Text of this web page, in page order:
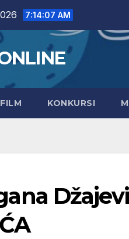
7:14:08 AM
FILM KONKURSI